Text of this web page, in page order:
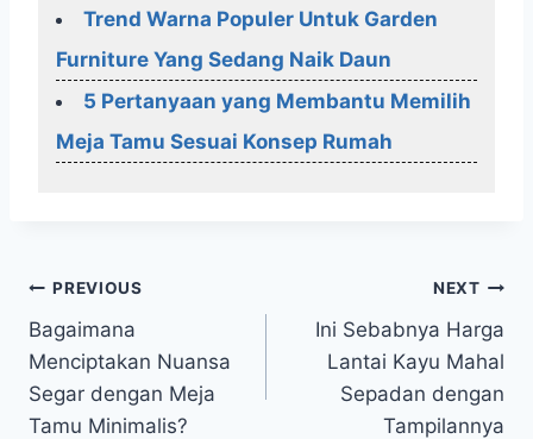
Trend Warna Populer Untuk Garden
Furniture Yang Sedang Naik Daun
5 Pertanyaan yang Membantu Memilih
Meja Tamu Sesuai Konsep Rumah
Post
navigation
PREVIOUS
Bagaimana
Menciptakan Nuansa
Segar dengan Meja
Tamu Minimalis?
NEXT
Ini Sebabnya Harga
Lantai Kayu Mahal
Sepadan dengan
Tampilannya